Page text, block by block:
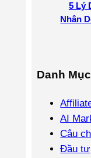
5 Lý
Nhân
Danh Mục
AI
Câu
Đầu tư